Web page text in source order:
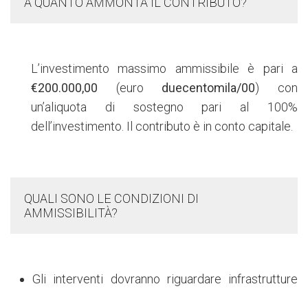
L’investimento massimo ammissibile è pari a
€200.000,00 (euro duecentomila/00) con
un’aliquota di sostegno pari al 100%
dell’investimento. Il contributo è in conto capitale.
QUALI SONO LE CONDIZIONI DI
AMMISSIBILITÀ?
Gli interventi dovranno riguardare infrastrutture